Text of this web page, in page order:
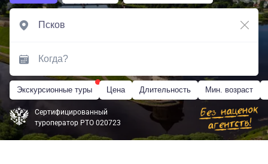
Экскурсионные туры Цена Длительность Мин. возраст
Сертифицированный
туроператор РТО 020723